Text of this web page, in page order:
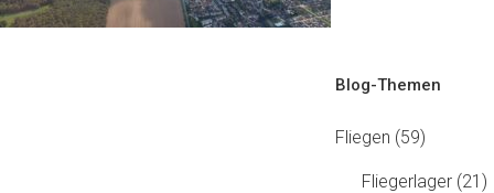
Beitragsnavigation
Blog-Themen
Fliegen (59)
Fliegerlager (21)